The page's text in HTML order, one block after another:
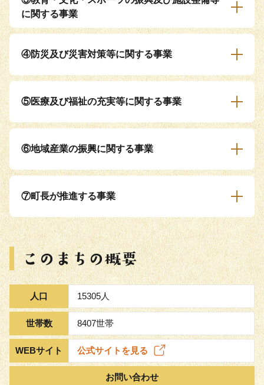
に関する事業
④防災及び災害対策等に関する事業
⑤医療及び福祉の充実等に関する事業
⑥地域産業の振興に関する事業
⑦町長が推進する事業
人口 15305人
世帯数 8407世帯
WEBサイト 公式サイトを見る
お問い合わせ